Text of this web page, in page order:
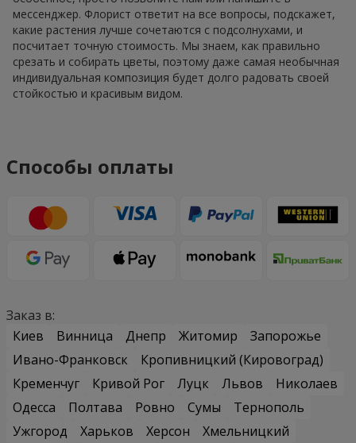
мессенджер. Флорист ответит на все вопросы, подскажет,
какие растения лучше сочетаются с подсолнухами, и
посчитает точную стоимость. Мы знаем, как правильно
срезать и собирать цветы, поэтому даже самая необычная
индивидуальная композиция будет долго радовать своей
стойкостью и красивым видом.
Способы оплаты
Заказ в:
Киев
Винница Днепр Житомир
Запорожье
Ивано-Франковск
Кропивницкий (Кировоград)
Кременчуг
Кривой Рог Луцк Львов
Николаев
Одесса
Полтава Ровно Сумы
Тернополь
Ужгород
Харьков Херсон
Хмельницкий